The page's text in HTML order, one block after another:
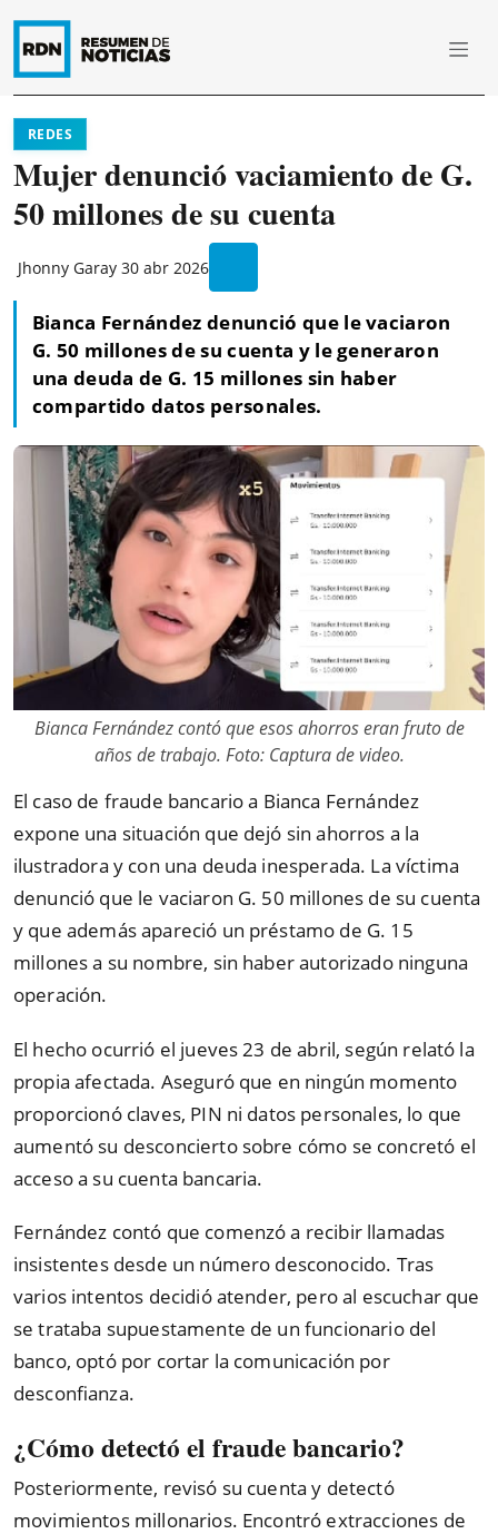
REDES
Mujer denunció vaciamiento de G.
50 millones de su cuenta
Jhonny Garay 30 abr 2026
Bianca Fernández denunció que le vaciaron
G. 50 millones de su cuenta y le generaron
una deuda de G. 15 millones sin haber
compartido datos personales.
Bianca Fernández contó que esos ahorros eran fruto de
años de trabajo. Foto: Captura de video.
El caso de fraude bancario a Bianca Fernández
expone una situación que dejó sin ahorros a la
ilustradora y con una deuda inesperada. La víctima
denunció que le vaciaron G. 50 millones de su cuenta
y que además apareció un préstamo de G. 15
millones a su nombre, sin haber autorizado ninguna
operación.
El hecho ocurrió el jueves 23 de abril, según relató la
propia afectada. Aseguró que en ningún momento
proporcionó claves, PIN ni datos personales, lo que
aumentó su desconcierto sobre cómo se concretó el
acceso a su cuenta bancaria.
Fernández contó que comenzó a recibir llamadas
insistentes desde un número desconocido. Tras
varios intentos decidió atender, pero al escuchar que
se trataba supuestamente de un funcionario del
banco, optó por cortar la comunicación por
desconfianza.
¿Cómo detectó el fraude bancario?
Posteriormente, revisó su cuenta y detectó
movimientos millonarios. Encontró extracciones de